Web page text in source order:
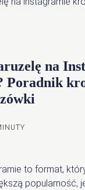
na
Poradnik
to format,
popularność,